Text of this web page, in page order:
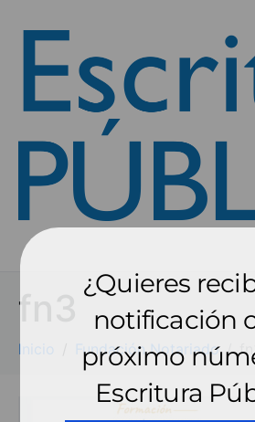
fn3
Inicio Fundación Notariado
¿Quieres
notificación
próximo
Escritura